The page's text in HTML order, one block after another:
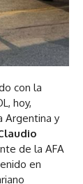
con la
hoy,
Argentina y
de la AFA
en